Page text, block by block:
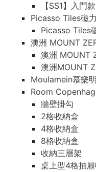
【SS1】入門
Picasso Tiles磁
Picasso Tiles
澳洲 MOUNT
澳洲 MOUNT
澳洲MOUNT
Moulamein慕樂
Room
牆壁掛勾
2格收納盒
4格收納盒
8格收納盒
收納三層架
桌上型4格抽